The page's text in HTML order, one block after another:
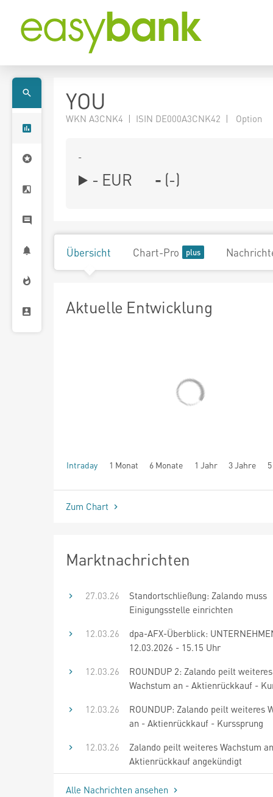
YOU
WKN A3CNK4 | ISIN DE000A3CNK42 | Option
-
- EUR - (-)
Übersicht Chart-Pro
Aktuelle Entwicklung
Intraday 1 Monat 6 Monate 1 Jahr 3 Jahre
seit Beginn
Zum Chart
Marktnachrichten
27.03.26
Standortschließung: Zalando muss
Einigungsstelle einrichten
12.03.26
dpa-AFX-Überblick:
12.03.2026 - 15.15 Uhr
12.03.26
ROUNDUP 2: Zalando peilt weiteres
Wachstum an - Aktienrückkauf -
12.03.26
ROUNDUP: Zalando peilt weiteres
an - Aktienrückkauf - Kurssprung
12.03.26
Zalando peilt weiteres Wachstum
Aktienrückkauf angekündigt
Alle Nachrichten ansehen